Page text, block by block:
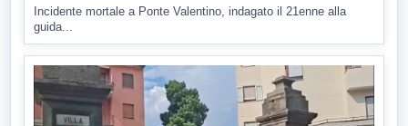
Incidente mortale a Ponte Valentino, indagato il 21enne alla
guida...